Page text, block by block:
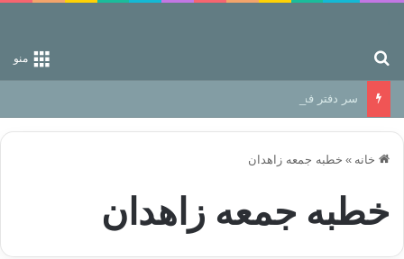
منو
سر دفتر فساد در زمین‌، دوری وکناره‌گیری از راه خداست‌!
خانه » خطبه جمعه زاهدان
خطبه جمعه زاهدان